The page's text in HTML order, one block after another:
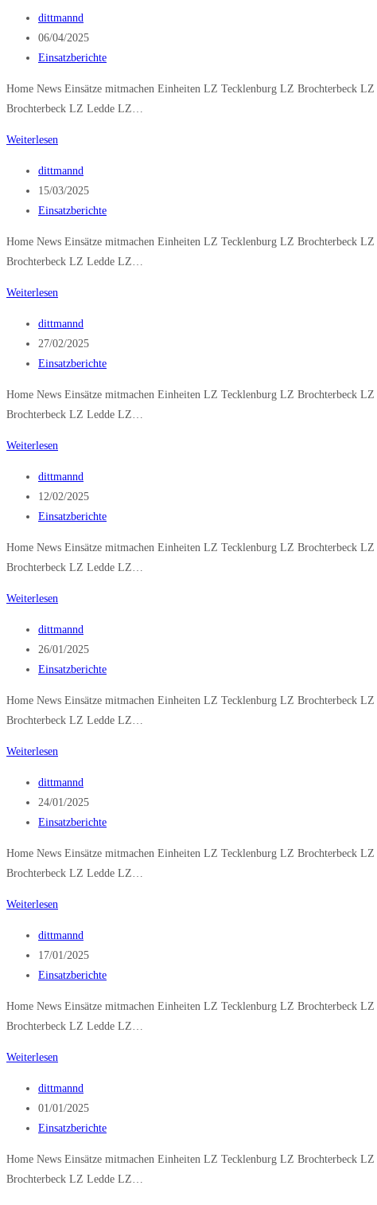
klemmt
Beitrags-
Autor:
dittmannd
Beitrag
veröffentlicht:
06/04/2025
Beitrags-
Einsatzberichte
Home News Einsätze mitmachen Einheiten LZ Tecklenburg LZ Brochterbeck
Brochterbeck LZ Ledde LZ…
Weiterlesen
Beitrags-
Autor:
dittmannd
Beitrag
veröffentlicht:
15/03/2025
Beitrags-
Einsatzberichte
Home News Einsätze mitmachen Einheiten LZ Tecklenburg LZ Brochterbeck
Brochterbeck LZ Ledde LZ…
Weiterlesen
Beitrags-
Autor:
dittmannd
Beitrag
veröffentlicht:
27/02/2025
Beitrags-
Einsatzberichte
Home News Einsätze mitmachen Einheiten LZ Tecklenburg LZ Brochterbeck
Brochterbeck LZ Ledde LZ…
Weiterlesen
klein
Beitrags-
Autor:
dittmannd
Beitrag
veröffentlicht:
12/02/2025
Beitrags-
Einsatzberichte
Home News Einsätze mitmachen Einheiten LZ Tecklenburg LZ Brochterbeck
Brochterbeck LZ Ledde LZ…
Weiterlesen
klein
Beitrags-
Autor:
dittmannd
Beitrag
veröffentlicht:
26/01/2025
Beitrags-
Einsatzberichte
Home News Einsätze mitmachen Einheiten LZ Tecklenburg LZ Brochterbeck
Brochterbeck LZ Ledde LZ…
Weiterlesen
Beitrags-
Autor:
dittmannd
Beitrag
veröffentlicht:
24/01/2025
Beitrags-
Einsatzberichte
Home News Einsätze mitmachen Einheiten LZ Tecklenburg LZ Brochterbeck
Brochterbeck LZ Ledde LZ…
Weiterlesen
Beitrags-
Autor:
dittmannd
Beitrag
veröffentlicht:
17/01/2025
Beitrags-
Einsatzberichte
Home News Einsätze mitmachen Einheiten LZ Tecklenburg LZ Brochterbeck
Brochterbeck LZ Ledde LZ…
Weiterlesen
klemmt
Beitrags-
Autor:
dittmannd
Beitrag
veröffentlicht:
01/01/2025
Beitrags-
Einsatzberichte
Home News Einsätze mitmachen Einheiten LZ Tecklenburg LZ Brochterbeck
Brochterbeck LZ Ledde LZ…